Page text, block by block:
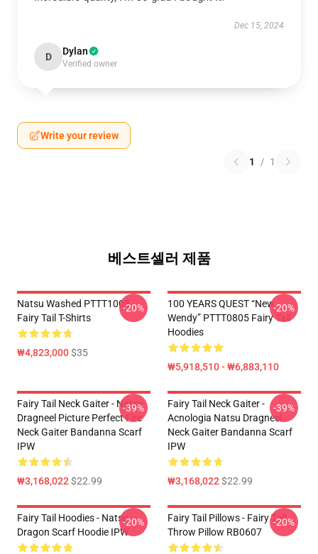
Dec 15, 2024
D Dylan
Verified owner
Write your review
1 / 1
베스트셀러 제품
Natsu Washed PTTT1005
Fairy Tail T-Shirts
₩4,823,000$35
-20%
100 YEARS QUEST “New
Wendy” PTTT0805 Fairy Tail
Hoodies
₩5,918,510 - ₩6,883,110
-20%
Fairy Tail Neck Gaiter - Natsu
Dragneel Picture Perfect Fire
Neck Gaiter Bandanna Scarf
IPW
₩3,168,022$22.99
-39%
Fairy Tail Neck Gaiter -
Acnologia Natsu Dragneel
Neck Gaiter Bandanna Scarf
IPW
₩3,168,022$22.99
-39%
Fairy Tail Hoodies - Natsu
Dragon Scarf Hoodie IPW
-20%
Fairy Tail Pillows - Fairy Tail
Throw Pillow RB0607
-20%